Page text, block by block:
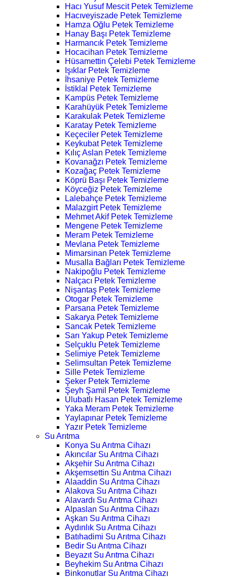
Hacı Yusuf Mescit Petek Temizleme
Hacıveyiszade Petek Temizleme
Hamza Oğlu Petek Temizleme
Hanay Başı Petek Temizleme
Harmancık Petek Temizleme
Hocacihan Petek Temizleme
Hüsamettin Çelebi Petek Temizleme
Işıklar Petek Temizleme
İhsaniye Petek Temizleme
İstiklal Petek Temizleme
Kampüs Petek Temizleme
Karahüyük Petek Temizleme
Karakulak Petek Temizleme
Karatay Petek Temizleme
Keçeciler Petek Temizleme
Keykubat Petek Temizleme
Kılıç Aslan Petek Temizleme
Kovanağzı Petek Temizleme
Kozağaç Petek Temizleme
Köprü Başı Petek Temizleme
Köyceğiz Petek Temizleme
Lalebahçe Petek Temizleme
Malazgirt Petek Temizleme
Mehmet Akif Petek Temizleme
Mengene Petek Temizleme
Meram Petek Temizleme
Mevlana Petek Temizleme
Mimarsinan Petek Temizleme
Musalla Bağları Petek Temizleme
Nakipoğlu Petek Temizleme
Nalçacı Petek Temizleme
Nişantaş Petek Temizleme
Otogar Petek Temizleme
Parsana Petek Temizleme
Sakarya Petek Temizleme
Sancak Petek Temizleme
Sarı Yakup Petek Temizleme
Selçuklu Petek Temizleme
Selimiye Petek Temizleme
Selimsultan Petek Temizleme
Sille Petek Temizleme
Şeker Petek Temizleme
Şeyh Şamil Petek Temizleme
Ulubatlı Hasan Petek Temizleme
Yaka Meram Petek Temizleme
Yaylapınar Petek Temizleme
Yazır Petek Temizleme
Su Arıtma
Konya Su Arıtma Cihazı
Akıncılar Su Arıtma Cihazı
Akşehir Su Arıtma Cihazı
Akşemsettin Su Arıtma Cihazı
Alaaddin Su Arıtma Cihazı
Alakova Su Arıtma Cihazı
Alavardı Su Arıtma Cihazı
Alpaslan Su Arıtma Cihazı
Aşkan Su Arıtma Cihazı
Aydınlık Su Arıtma Cihazı
Batıhadimi Su Arıtma Cihazı
Bedir Su Arıtma Cihazı
Beyazıt Su Arıtma Cihazı
Beyhekim Su Arıtma Cihazı
Binkonutlar Su Arıtma Cihazı